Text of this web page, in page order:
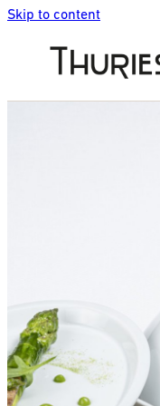
Skip to content